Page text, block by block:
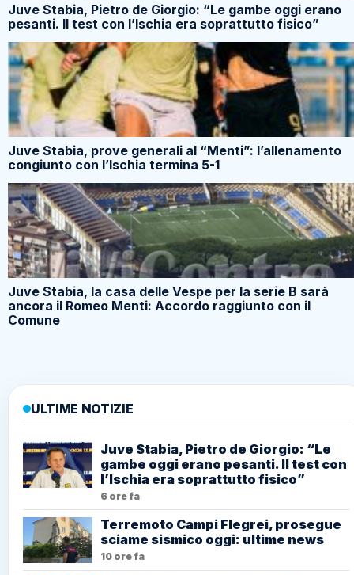
Juve Stabia, Pietro de Giorgio: “Le gambe oggi erano
pesanti. Il test con l’Ischia era soprattutto fisico”
Juve Stabia, prove generali al “Menti”: l’allenamento
congiunto con l’Ischia termina 5-1
Juve Stabia, la casa delle Vespe per la serie B sarà
ancora il Romeo Menti: Accordo raggiunto con il
Comune
ULTIME NOTIZIE
Juve Stabia, Pietro de Giorgio: “Le
gambe oggi erano pesanti. Il test con
l’Ischia era soprattutto fisico”
6 ore fa
Terremoto Campi Flegrei, prosegue
sciame sismico oggi: ultime news
10 ore fa